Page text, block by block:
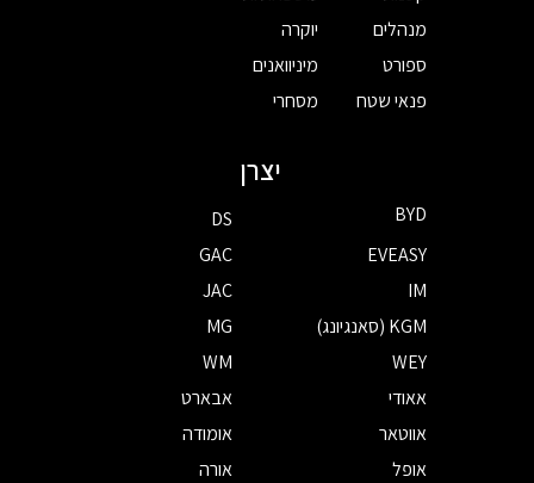
מנהלים
ספורט
פנאי שטח
יוקרה
מיניוואנים
מסחרי
יצרן
BYD
DS
EVEASY
GAC
IM
JAC
KGM (סאנגיונג)
MG
WEY
WM
אאודי
אבארט
אווטאר
אומודה
אופל
אורה